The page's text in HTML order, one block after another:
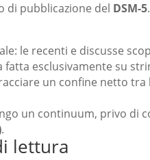
di pubblicazione del DSM-5
le recenti e discusse
esclusivamente su
un confine netto tra
un continuum, privo di
.
lettura